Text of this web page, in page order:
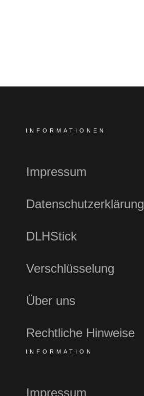
INFORMATIONEN
Impressum
Datenschutzerklärung
DLHStick
Verschlüsselung
Über uns
Rechtliche Hinweise
INFORMATION
Impressum